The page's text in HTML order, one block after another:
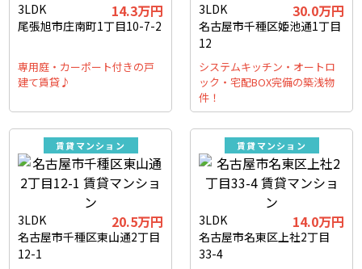
3LDK 14.3万円
尾張旭市庄南町1丁目10-7-2
専用庭・カーポート付きの戸
建て賃貸♪
3LDK 30.0万円
名古屋市千種区姫池通1丁目
12
システムキッチン・オートロ
ック・宅配BOX完備の築浅物
件！
賃貸マンション
3LDK 20.5万円
名古屋市千種区東山通2丁目
12-1
賃貸マンション
3LDK 14.0万円
名古屋市名東区上社2丁目
33-4